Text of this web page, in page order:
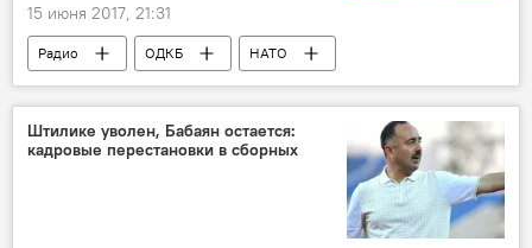
15 июня 2017, 21:31
Радио ОДКБ
НАТО
сотрудничество
военное сотрудничество
Штилике уволен, Бабаян остается:
кадровые перестановки в сборных